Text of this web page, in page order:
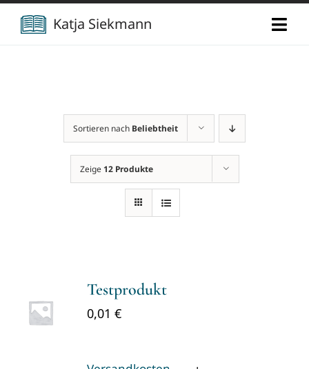
Zum
Inhalt
Katja Siekmann
Über mich
Berufliche Vita
Verlag
Sortieren nach Beliebtheit
Zeige 12 Produkte
Testprodukt
0,01 €